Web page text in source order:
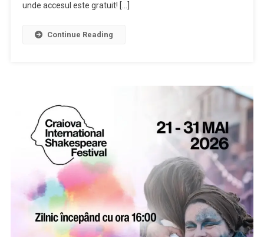
unde accesul este gratuit! […]
Continue Reading